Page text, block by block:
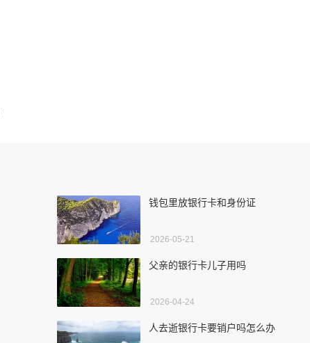
钱包里放银行卡和身份证
2026-05-21
父亲的银行卡儿子用吗
2026-04-24
人去逝银行卡要销户吗怎么办